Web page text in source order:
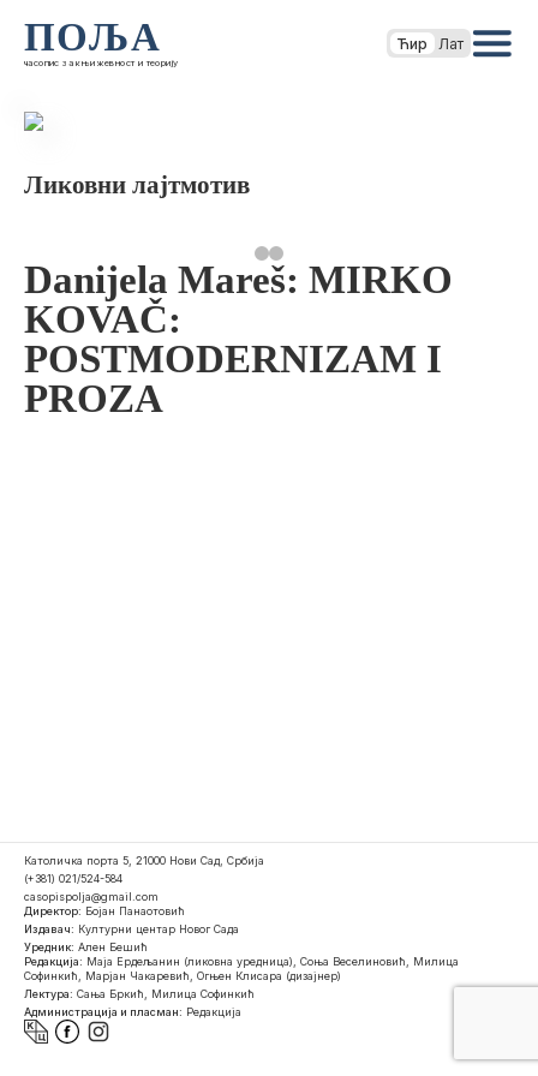
ПОЉА
часопис за књижевност и теорију
Ћир Лат
Ликовни лајтмотив
Danijela Mareš: MIRKO
KOVAČ:
POSTMODERNIZAM I
PROZA
Католичка порта 5, 21000 Нови Сад, Србија
(+381) 021/524-584
casopispolja@gmail.com
Директор: Бојан Панаотовић
Издавач: Културни центар Новог Сада
Уредник: Ален Бешић
Редакција: Маја Ердељанин (ликовна уредница), Соња Веселиновић, Милица
Софинкић, Марјан Чакаревић, Огњен Клисара (дизајнер)
Лектура: Сања Бркић, Милица Софинкић
Администрација и пласман: Редакција